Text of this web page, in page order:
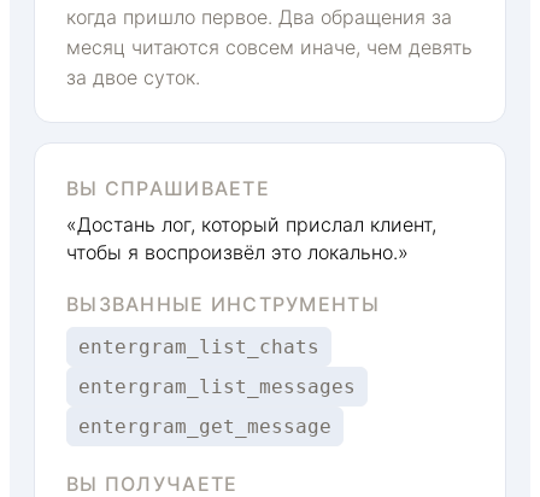
когда пришло первое. Два обращения за
месяц читаются совсем иначе, чем девять
за двое суток.
ВЫ СПРАШИВАЕТЕ
«Достань лог, который прислал клиент,
чтобы я воспроизвёл это локально.»
ВЫЗВАННЫЕ ИНСТРУМЕНТЫ
entergram_list_chats
entergram_list_messages
entergram_get_message
ВЫ ПОЛУЧАЕТЕ